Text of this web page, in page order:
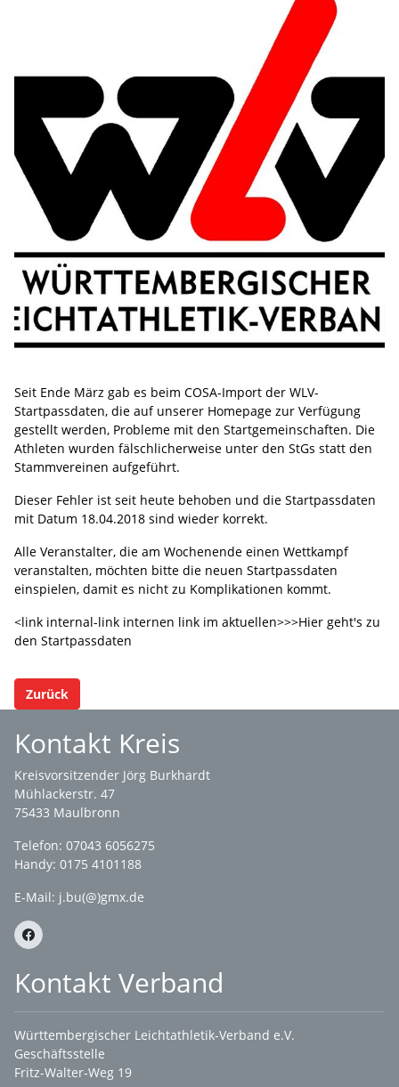
Seit Ende März gab es beim COSA-Import der WLV-
Startpassdaten, die auf unserer Homepage zur Verfügung
gestellt werden, Probleme mit den Startgemeinschaften. Die
Athleten wurden fälschlicherweise unter den StGs statt den
Stammvereinen aufgeführt.
Dieser Fehler ist seit heute behoben und die Startpassdaten
mit Datum 18.04.2018 sind wieder korrekt.
Alle Veranstalter, die am Wochenende einen Wettkampf
veranstalten, möchten bitte die neuen Startpassdaten
einspielen, damit es nicht zu Komplikationen kommt.
<link internal-link internen link im aktuellen>>>Hier geht's zu
den Startpassdaten
Zurück
Kontakt Kreis
Kreisvorsitzender Jörg Burkhardt
Mühlackerstr. 47
75433 Maulbronn
Telefon: 07043 6056275
Handy: 0175 4101188
E-Mail: j.bu(@)gmx.de
Kontakt Verband
Württembergischer Leichtathletik-Verband e.V.
Geschäftsstelle
Fritz-Walter-Weg 19